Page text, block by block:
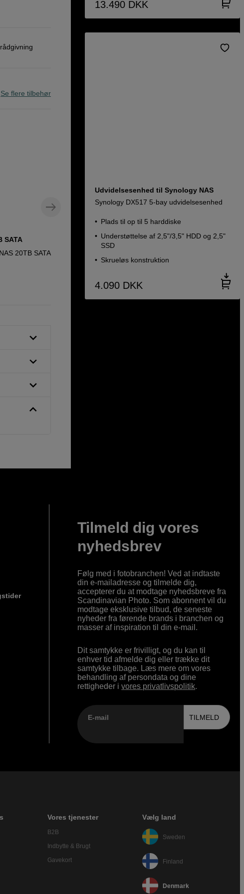
Se flere tilbehør
SATA
20TB SATA
SATA SSD til Synology NAS, 960GB
5.990 DKK
13.490 DKK
Udvidelsesenhed til Synology NAS
Synology DX517 5-bay udvidelsesenhed
Plads til op til 5 harddiske
Understøttelse af 2,5"/3,5" HDD og 2,5"
SSD
Skrueløs konstruktion
4.090 DKK
Tilmeld dig vores
nyhedsbrev
Følg med i fotobranchen! Ved at indtaste
din e-mailadresse og tilmelde dig,
accepterer du at modtage nyhedsbreve fra
Scandinavian Photo. Som abonnent vil du
modtage eksklusive tilbud, de seneste
nyheder fra førende brands i branchen og
masser af inspiration til din e-mail.
Dit samtykke er frivilligt, og du kan til
enhver tid afmelde dig eller trække dit
samtykke tilbage. Læs mere om vores
behandling af persondata og dine
rettigheder ivores privatlivspolitik.
E-mail TILMELD
Vores tjenester
B2B
Indbytte & Brugt
Gavekort
Vælg land
Sweden
Finland
Denmark